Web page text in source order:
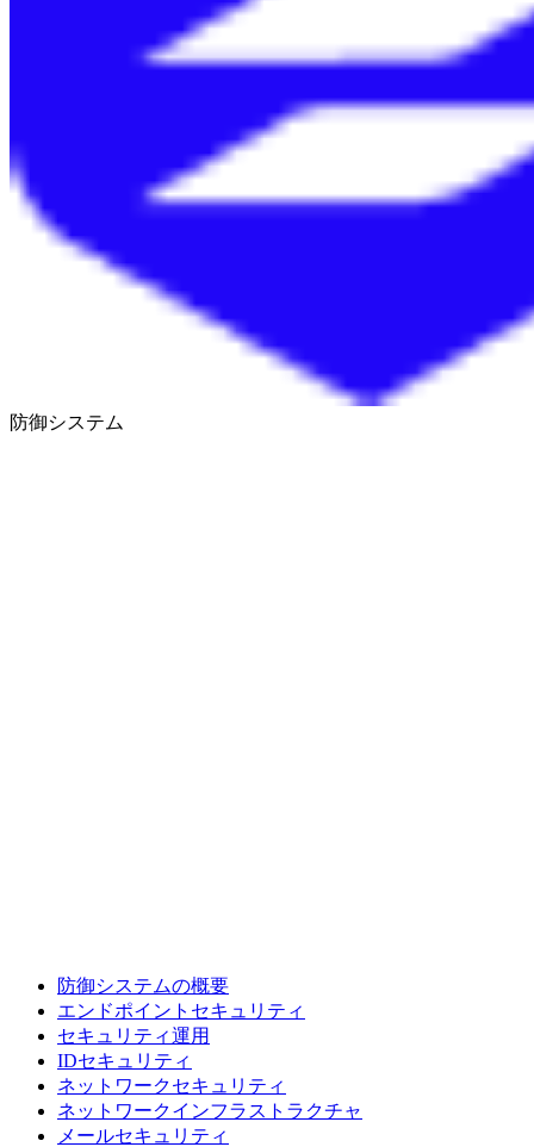
防御システム
防御システムの概要
エンドポイントセキュリティ
セキュリティ運用
IDセキュリティ
ネットワークセキュリティ
ネットワークインフラストラクチャ
メールセキュリティ